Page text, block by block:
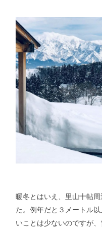
暖冬とはいえ、里山十帖
た。例年だと３メートル
いことは少ないのですが